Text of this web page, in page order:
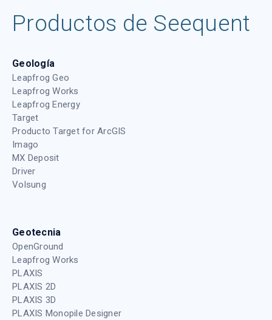
Productos de Seequent
Geología
Leapfrog Geo
Leapfrog Works
Leapfrog Energy
Target
Producto Target for ArcGIS
Imago
MX Deposit
Driver
Volsung
Geotecnia
OpenGround
Leapfrog Works
PLAXIS
PLAXIS 2D
PLAXIS 3D
PLAXIS Monopile Designer